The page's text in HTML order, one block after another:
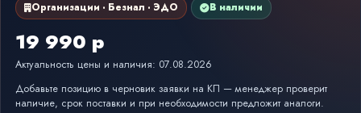
Организации · Безнал · ЭДО В наличии
19 990 р
Актуальность цены и наличия: 07.08.2026
Добавьте позицию в черновик заявки на КП — менеджер проверит
наличие, срок поставки и при необходимости предложит аналоги.